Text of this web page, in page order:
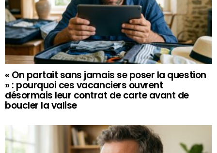
« On partait sans jamais se poser la question
» : pourquoi ces vacanciers ouvrent
désormais leur contrat de carte avant de
boucler la valise